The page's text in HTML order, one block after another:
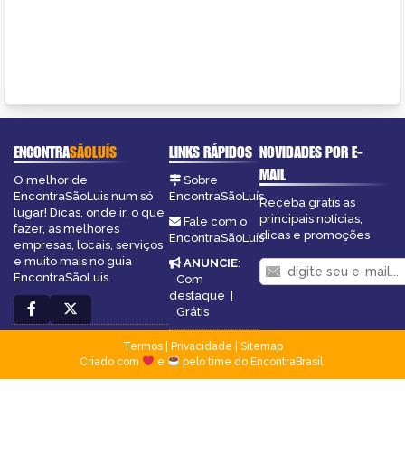
ENCONTRASÃOLUÍS
O melhor de
EncontraSãoLuis num só
lugar! Dicas, onde ir, o que
fazer, as melhores
empresas, locais, serviços
e muito mais no guia
EncontraSãoLuis.
LINKS RÁPIDOS
Sobre
EncontraSãoLuís
Fale com o
EncontraSãoLuís
ANUNCIE:
Com
destaque |
Grátis
NOVIDADES POR E-
MAIL
Receba grátis as
principais notícias,
dicas e promoções
Termos| Privacidade
Sitemap
Criado com
e pelo time do EncontraBrasil